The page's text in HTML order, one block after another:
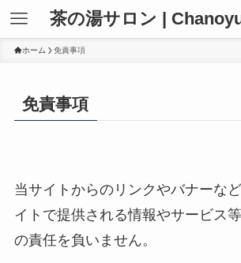
茶の湯サロン |
ホーム 免責事項
免責事項
当サイトからのリンクやバナーな
イトで提供される情報やサービス
の責任を負いません。